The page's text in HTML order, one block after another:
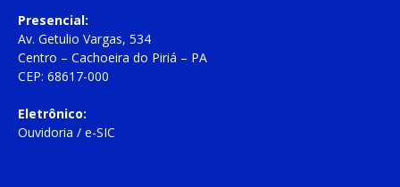
Presencial:
Av. Getulio Vargas, 534
Centro – Cachoeira do Piriá – PA
CEP: 68617-000
Eletrônico:
Ouvidoria / e-SIC